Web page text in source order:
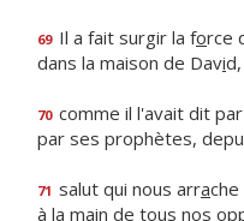
69 Il a fait surgir la force
dans la maison de Davi
70 comme il l'avait dit
par ses prophètes,
71 salut qui nous arrache
à la main de tous nos